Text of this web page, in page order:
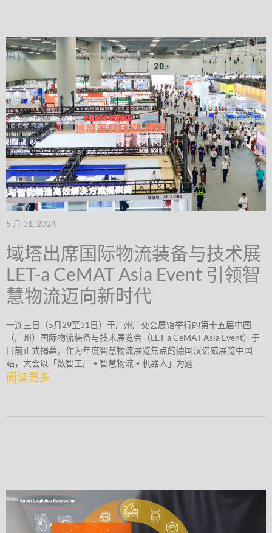
5 月 31, 2024
域塔出席国际物流装备与技术展
LET-a CeMAT Asia Event 引领智
慧物流迈向新时代
一连三日（5月29至31日）于广州广交会展馆举行的第十五届中国
（广州）国际物流装备与技术展览会（LET-a CeMAT Asia Event）于
日前正式揭幕，作为年度智慧物流展览焦点的德国汉诺威展览中国
站，大会以「数智工厂 • 智慧物流 • 机器人」为题
阅读更多